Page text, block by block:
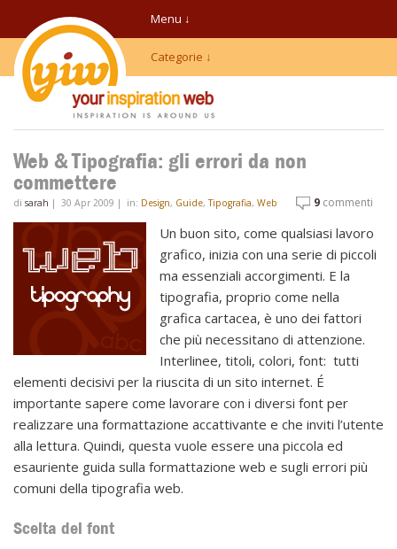
Menu ↓
Categorie ↓
Web & Tipografia: gli errori da non
commettere
di sarah | 30 Apr 2009 | in: Design, Guide,Tipografia, Web 9 commenti
Un buon sito, come qualsiasi lavoro
grafico, inizia con una serie di piccoli
ma essenziali accorgimenti. E la
tipografia, proprio come nella
grafica cartacea, è uno dei fattori
che più necessitano di attenzione.
Interlinee, titoli, colori, font: tutti
elementi decisivi per la riuscita di un sito internet. É
importante sapere come lavorare con i diversi font per
realizzare una formattazione accattivante e che inviti l’utente
alla lettura. Quindi, questa vuole essere una piccola ed
esauriente guida sulla formattazione web e sugli errori più
comuni della tipografia web.
Scelta dei font